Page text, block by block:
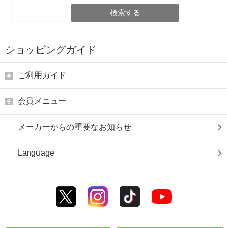
検索する
ショッピングガイド
ご利用ガイド
会員メニュー
メーカーからの重要なお知らせ
Language